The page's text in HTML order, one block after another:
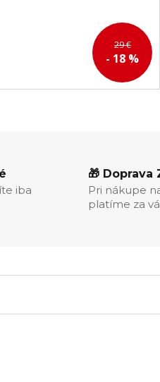
29 €
- 18 %
iba
🎁 Doprava
Pri nákupe
platíme za